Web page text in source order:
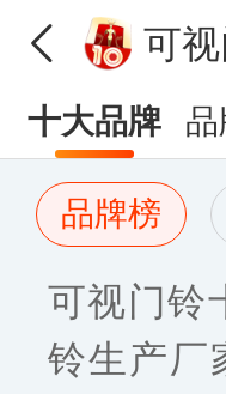
可
十大品牌
品牌榜
可视门铃
铃生产厂